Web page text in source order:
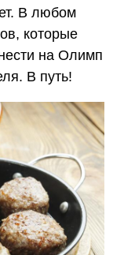
В любом
которые
на Олимп
В путь!